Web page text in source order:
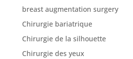
Gratuit
breast augmentation surgery
Chirurgie bariatrique
Chirurgie de la silhouette
Chirurgie des yeux